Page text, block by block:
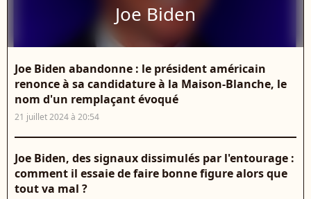
Joe Biden
Joe Biden abandonne : le président américain
renonce à sa candidature à la Maison-Blanche, le
nom d'un remplaçant évoqué
21 juillet 2024 à 20:54
Joe Biden, des signaux dissimulés par l'entourage :
comment il essaie de faire bonne figure alors que
tout va mal ?